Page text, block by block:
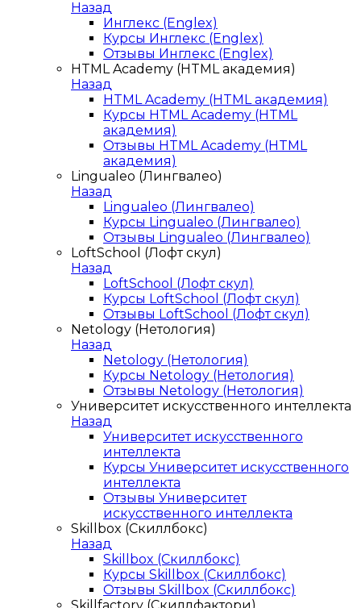
Назад
Инглекс (Englex)
Курсы Инглекс (Englex)
Отзывы Инглекс (Englex)
HTML Academy (HTML академия)
Назад
HTML Academy (HTML академия)
Курсы HTML Academy (HTML
академия)
Отзывы HTML Academy (HTML
академия)
Lingualeo (Лингвалео)
Назад
Lingualeo (Лингвалео)
Курсы Lingualeo (Лингвалео)
Отзывы Lingualeo (Лингвалео)
LoftSchool (Лофт скул)
Назад
LoftSchool (Лофт скул)
Курсы LoftSchool (Лофт скул)
Отзывы LoftSchool (Лофт скул)
Netology (Нетология)
Назад
Netology (Нетология)
Курсы Netology (Нетология)
Отзывы Netology (Нетология)
Университет искусственного интеллекта
Назад
Университет искусственного
интеллекта
Курсы Университет искусственного
интеллекта
Отзывы Университет
искусственного интеллекта
Skillbox (Скиллбокс)
Назад
Skillbox (Скиллбокс)
Курсы Skillbox (Скиллбокс)
Отзывы Skillbox (Скиллбокс)